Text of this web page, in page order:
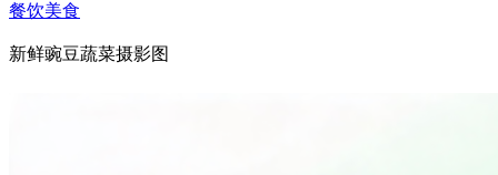
餐饮美食
新鲜豌豆蔬菜摄影图